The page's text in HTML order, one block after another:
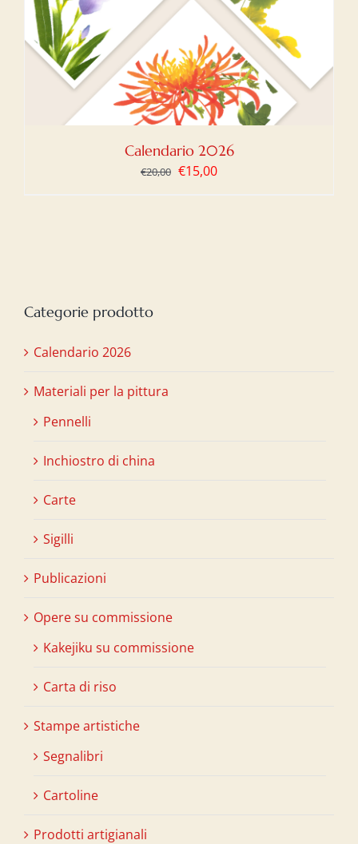
Calendario 2026
€20,00 Il
€15,00Il
Categorie prodotto
Calendario 2026
Materiali per la pittura
Pennelli
Inchiostro di china
Carte
Sigilli
Publicazioni
Opere su commissione
Kakejiku su commissione
Carta di riso
Stampe artistiche
Segnalibri
Cartoline
Prodotti artigianali